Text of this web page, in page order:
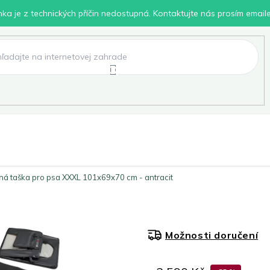
je z technických příčin nedostupná. Kontaktujte nás prosím
taška pro psa XXXL 101x69x70 cm - antracit
Možnosti doručení